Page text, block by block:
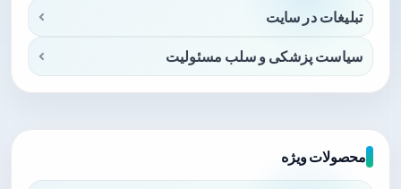
تبلیغات در سایت
سیاست پزشکی و سلب مسئولیت
محصولات ویژه